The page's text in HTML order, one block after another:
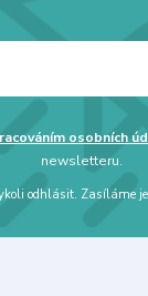
osobních
newsletteru.
odhlásit. Zasíláme